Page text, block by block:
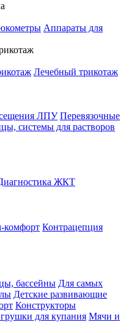
Аппараты для
Лечебный трикотаж
ЛПУ Перевязочные
системы для растворов
ЖКТ
комфорт Контрацепция
бассейны Для самых
Детские развивающие
Конструкторы
для купания Мячи и